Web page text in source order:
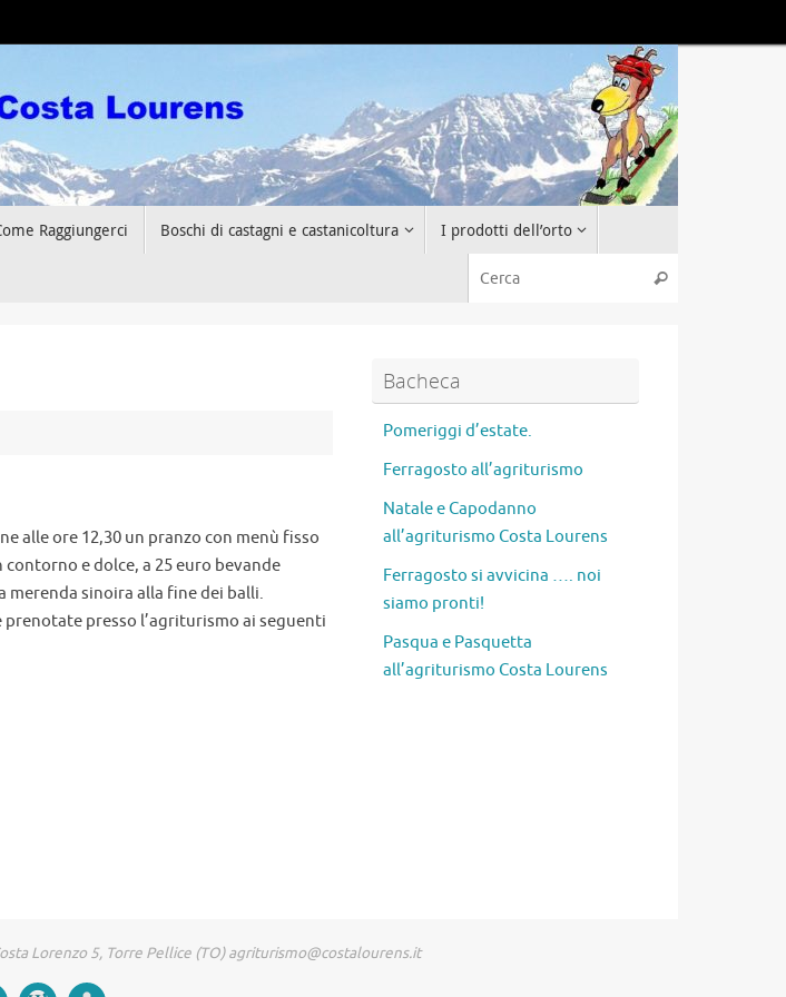
Raggiungerci Boschi di castagni e castanicoltura I prodotti dell’orto
Cerca
alle ore 12,30 un pranzo con menù fisso
e dolce, a 25 euro bevande
merenda sinoira alla fine dei balli.
presso l’agriturismo ai seguenti
Bacheca
Pomeriggi d’estate.
Ferragosto all’agriturismo
Natale e Capodanno
all’agriturismo Costa Lourens
Ferragosto si avvicina …. noi
siamo pronti!
Pasqua e Pasquetta
all’agriturismo Costa Lourens
Lorenzo 5, Torre Pellice (TO) agriturismo@costalourens.it